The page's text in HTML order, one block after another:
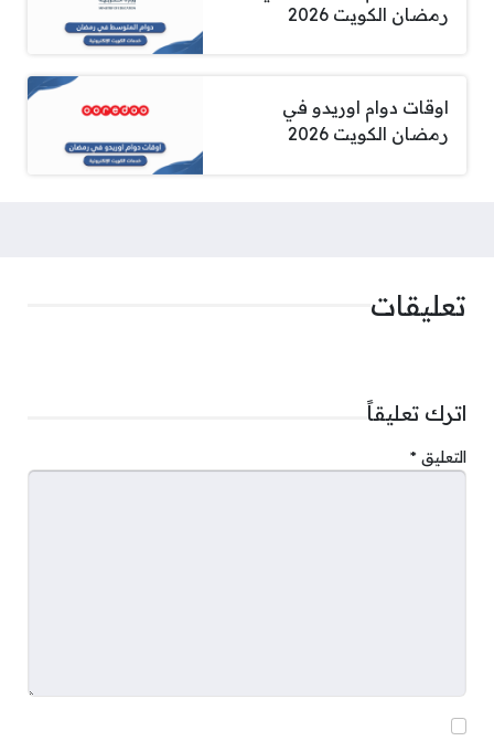
رمضان الكويت 2026
اوقات دوام اوريدو في
رمضان الكويت 2026
تعليقات
اترك تعليقاً
التعليق *